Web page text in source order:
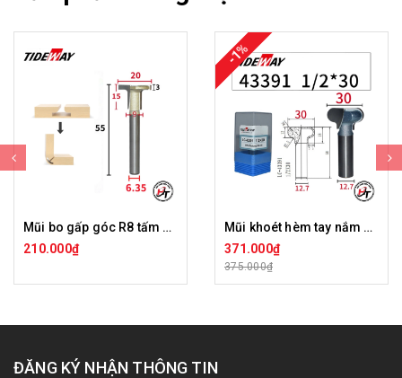
Mũi bo gấp góc R8 tấm ốp than tre chữ T Tideway LC44199
210.000₫
-1%
Mũi khoét hèm tay nắm Tideway LC43391
371.000₫
375.000₫
ĐĂNG KÝ NHẬN THÔNG TIN